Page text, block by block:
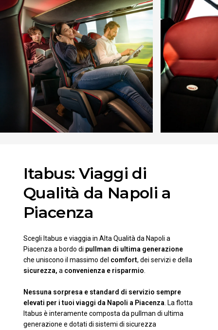
Itabus: Viaggi di
Qualità da Napoli a
Piacenza
Scegli Itabus e viaggia in Alta Qualità da Napoli a
Piacenza a bordo di pullman di ultima generazione
che uniscono il massimo del comfort, dei servizi e della
sicurezza, a convenienza e risparmio
Nessuna sorpresa e standard di servizio sempre
elevati per i tuoi viaggi da Napoli a Piacenza . La flotta
Itabus è interamente composta da pullman di ultima
generazione e dotati di sistemi di sicurezza